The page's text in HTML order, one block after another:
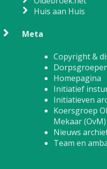
Huis aan Huis
Meta
Copyright &
Homepagina
Initiatief
Initiatieven
Koersgroep
Mekaar (OvM)
Nieuws
Team en